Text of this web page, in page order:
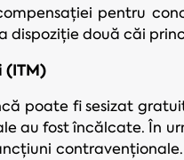
pentru
dispoziție două căi
(ITM)
poate fi sesizat
au fost încălcate. În